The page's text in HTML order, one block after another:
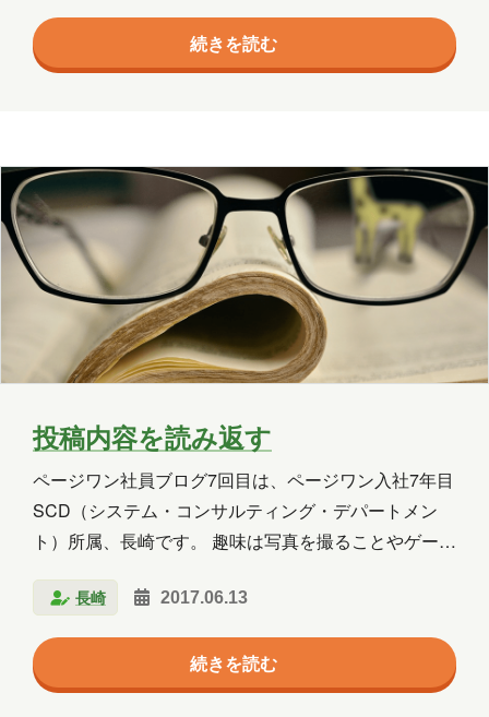
たない情報だと思っておりますが、お時間があるとき
にでもご覧いただければ幸いです…。 今週のテーマ
は… さて、今週は何について書いていくかというと
しを…。 私は小さいころから父の影響で音楽を常に聴
いていました。 人生初の大きな買い物は小学5年生
の…
続きを読む
投稿内容を読み返す
ページワン社員ブログ7回目は、ページワン入社7年目
SCD（システム・コンサルティング・デパートメン
ト）所属、長崎です。 趣味は写真を撮ることやゲーム
のブログに初めて投稿するため、 記事を書く前に雰囲
気を確かめるためにも他の方の記事を見てみました
が･･･全部まじめな話題ですね。 Windows10、
Instagram、WordPress、マラソン、VR･･･。 私の記
長崎 2017.06.13
続きを読む